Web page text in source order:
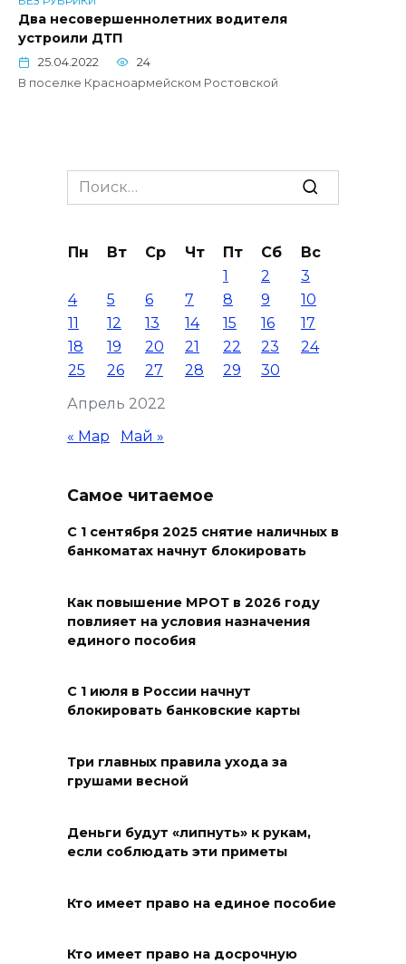
Два несовершеннолетних водителя
устроили ДТП
25.04.2022
24
В поселке Красноармейском Ростовской
Search
for:
Апрель 2022
Пн Вт Ср Чт Пт Сб
Вс
1
2
3
4
5 6 7 8 9
10
11
12 13 14 15 16
17
18
19 20 21 22 23
24
25
26 27 28 29 30
« Мар Май »
Самое читаемое
С 1 сентября 2025 снятие наличных в
банкоматах начнут блокировать
Как повышение МРОТ в 2026 году
повлияет на условия назначения
единого пособия
С 1 июля в России начнут
блокировать банковские карты
Три главных правила ухода за
грушами весной
Деньги будут «липнуть» к рукам,
если соблюдать эти приметы
Кто имеет право на единое пособие
Кто имеет право на досрочную